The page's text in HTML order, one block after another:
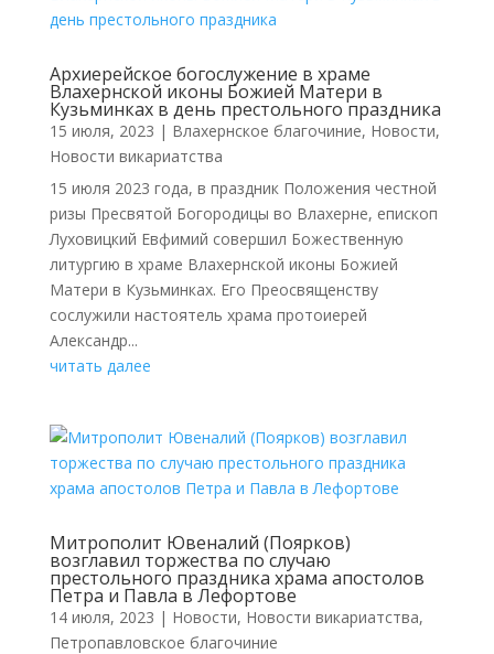
Архиерейское богослужение в храме
Влахернской иконы Божией Матери в
Кузьминках в день престольного праздника
15 июля, 2023 | Влахернское благочиние, Новости,
Новости викариатства
15 июля 2023 года, в праздник Положения честной
ризы Пресвятой Богородицы во Влахерне, епископ
Луховицкий Евфимий совершил Божественную
литургию в храме Влахернской иконы Божией
Матери в Кузьминках. Его Преосвященству
сослужили настоятель храма протоиерей
Александр...
читать далее
Митрополит Ювеналий (Поярков)
возглавил торжества по случаю
престольного праздника храма апостолов
Петра и Павла в Лефортове
14 июля, 2023 | Новости, Новости викариатства,
Петропавловское благочиние